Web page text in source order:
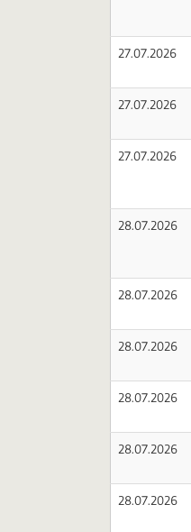
27.07.2026
27.07.2026
27.07.2026
28.07.2026
28.07.2026
28.07.2026
28.07.2026
28.07.2026
28.07.2026